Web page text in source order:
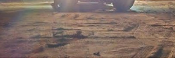
النائب علوش أمين يتولى متابعة
العلاقات بين المجلس الشعبي
الوطني ومجلس الأمة والحكومة